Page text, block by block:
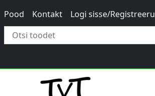
Pood Kontakt Logi sisse/Registreeru